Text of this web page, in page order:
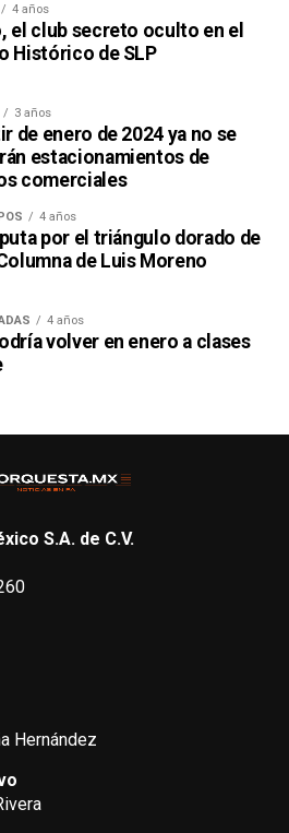
4 años
el club secreto oculto en el
Histórico de SLP
3 años
de enero de 2024 ya no se
estacionamientos de
comerciales
4 años
por el triángulo dorado de
de Luis Moreno
4 años
volver en enero a clases
S.A. de C.V.
Hernández